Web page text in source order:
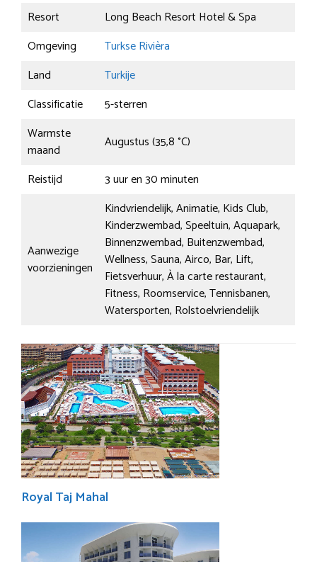
Resort
Long Beach Resort Hotel & Spa
Omgeving
Turkse Rivièra
Land
Turkije
Classificatie
5-sterren
Warmste
maand
Augustus (35,8 °C)
Reistijd
3 uur en 30 minuten
Aanwezige
voorzieningen
Kindvriendelijk, Animatie, Kids Club,
Kinderzwembad, Speeltuin, Aquapark,
Binnenzwembad, Buitenzwembad,
Wellness, Sauna, Airco, Bar, Lift,
Fietsverhuur, À la carte restaurant,
Fitness, Roomservice, Tennisbanen,
Watersporten, Rolstoelvriendelijk
Royal Taj Mahal